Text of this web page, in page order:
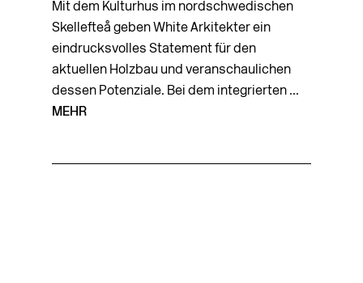
Mit dem Kulturhus im nordschwedischen
Skellefteå geben White Arkitekter ein
eindrucksvolles Statement für den
aktuellen Holzbau und veranschaulichen
dessen Potenziale. Bei dem integrierten ...
MEHR